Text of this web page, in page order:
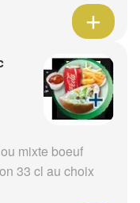
mixte boeuf
33 cl au choix